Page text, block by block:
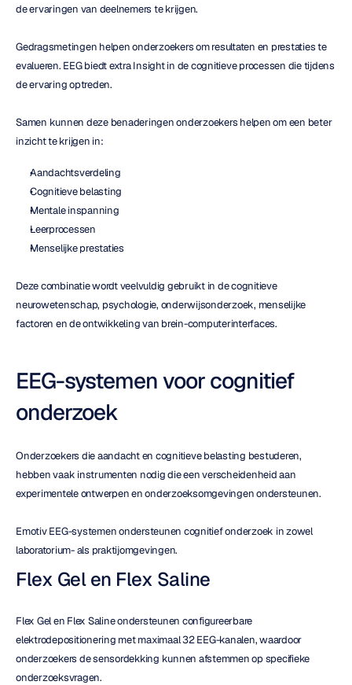
de ervaringen van deelnemers te krijgen.
Gedragsmetingen helpen onderzoekers om resultaten en prestaties te
evalueren. EEG biedt extra Insight in de cognitieve processen die tijdens
de ervaring optreden.
Samen kunnen deze benaderingen onderzoekers helpen om een beter
inzicht te krijgen in:
Aandachtsverdeling
Cognitieve belasting
Mentale inspanning
Leerprocessen
Menselijke prestaties
Deze combinatie wordt veelvuldig gebruikt in de cognitieve
neurowetenschap, psychologie, onderwijsonderzoek, menselijke
factoren en de ontwikkeling van brein-computerinterfaces.
EEG-systemen voor cognitief
onderzoek
Onderzoekers die aandacht en cognitieve belasting bestuderen,
hebben vaak instrumenten nodig die een verscheidenheid aan
experimentele ontwerpen en onderzoeksomgevingen ondersteunen.
Emotiv EEG-systemen ondersteunen cognitief onderzoek in zowel
laboratorium- als praktijomgevingen.
Flex Gel en Flex Saline
Flex Gel en Flex Saline ondersteunen configureerbare
elektrodepositionering met maximaal 32 EEG-kanalen, waardoor
onderzoekers de sensordekking kunnen afstemmen op specifieke
onderzoeksvragen.